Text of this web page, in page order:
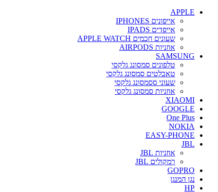
APPLE
אייפונים IPHONES
אייפדים IPADS
שעונים חכמים APPLE WATCH
אוזניות AIRPODS
SAMSUNG
טלפונים סמסונג גלקסי
טאבלטים סמסונג גלקסי
שעוני ססמסונג גלקסי
אוזניות סמסונג גלקסי
XIAOMI
GOOGLE
One Plus
NOKIA
EASY-PHONE
JBL
אוזניות JBL
רמקולים JBL
GOPRO
נגן המנגן
HP